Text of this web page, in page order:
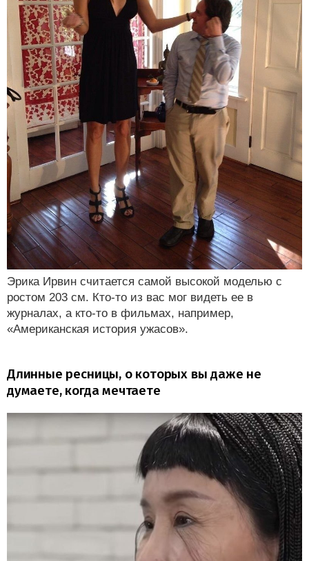
Эрика Ирвин считается самой высокой моделью с
ростом 203 см. Кто-то из вас мог видеть ее в
журналах, а кто-то в фильмах, например,
«Американская история ужасов».
Длинные ресницы, о которых вы даже не
думаете, когда мечтаете